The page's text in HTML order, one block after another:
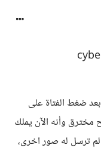
ضغط الفتاة على
مخترق وأنه الآن يملك
ترسل له صور اخرى،